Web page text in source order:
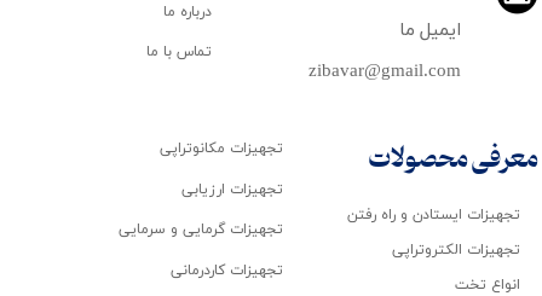
zibavar@gmail.com
ایمیل ما
تجهیزات ایستادن و راه رفتن
تجهیزات الکتروتراپی
انواع تخت
درباره ما
تماس با ما
تجهیزات مکانوتراپی
تجهیزات ارزیابی
تجهیزات گرمایی و سرمایی
تجهیزات کاردرمانی
معرفی محصولات